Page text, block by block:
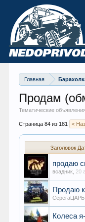
Главная
Продам
Тематические
Страница 84 из 181 <
Заголовок
продаю
всадник 20
Продаю
СерегаЦАРЬ
Колеса